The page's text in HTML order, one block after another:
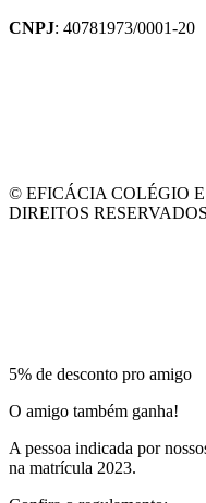
CNPJ: 40781973/0001-20
© EFICÁCIA COLÉGIO E
DIREITOS RESERVADOS
5% de desconto pro amigo
O amigo também ganha!
A pessoa indicada por
na matrícula 2023.